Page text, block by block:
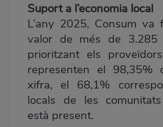
Suport a l’economia local
L’any 2025, Consum
valor de més de 3.285
prioritzant els
representen el 98,35%
xifra, el 68,1%
locals de les
està present.